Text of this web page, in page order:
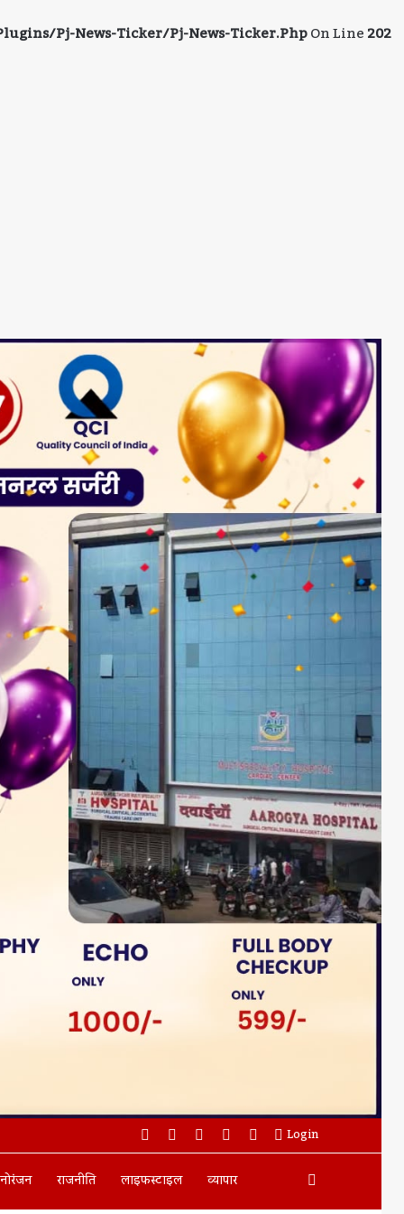
pj-News-Ticker/pj-News-Ticker.phpOn Line202
Login
WhatsApp
Instagram
YouTube
Twitter
Facebook
राजनीति लाइफस्टाइल व्यापार